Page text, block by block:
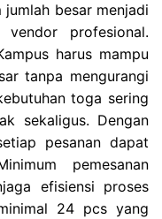
jumlah besar menjadi
profesional.
harus mampu
tanpa mengurangi
toga sering
sekaligus. Dengan
pesanan dapat
pemesanan
efisiensi proses
24 pcs yang